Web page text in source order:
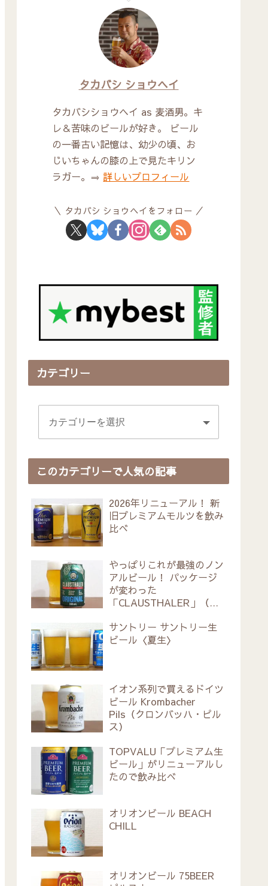
タカバシ ショウヘイ
タカバシショウヘイ as 麦酒男。キ
レ＆苦味のビールが好き。 ビール
の一番古い記憶は、幼少の頃、お
じいちゃんの膝の上で見たキリン
ラガー。⇒詳しいプロフィール
タカバシ ショウヘイをフォロー
カテゴリー
このカテゴリーで人気の記事
2026年リニューアル！ 新
旧プレミアムモルツを飲み
比べ
やっぱりこれが最強のノン
アルビール！ パッケージ
が変わった
「CLAUSTHALER」（ク
サントリー サントリー生
ビール〈夏生〉
イオン系列で買えるドイツ
ビール Krombacher
Pils（クロンバッハ・ピル
ス）
TOPVALU「プレミアム生
ビール」がリニューアルし
たので飲み比べ
オリオンビール BEACH
CHILL
オリオンビール 75BEER